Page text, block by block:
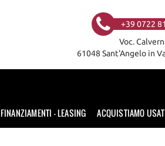
+39 0722
Voc.
61048 Sant'Angelo in
FINANZIAMENTI – LEASING ACQUISTIAMO